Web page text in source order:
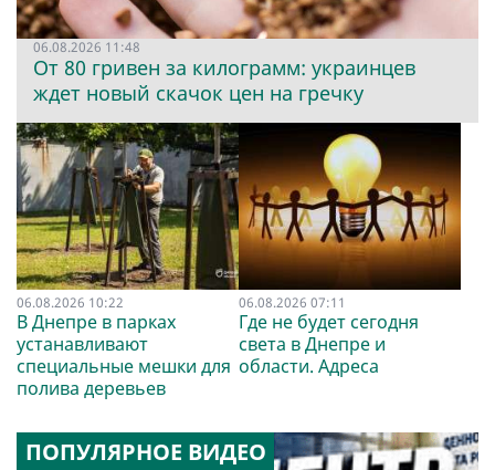
06.08.2026 11:48
От 80 гривен за килограмм: украинцев
ждет новый скачок цен на гречку
06.08.2026 10:22
В Днепре в парках
устанавливают
специальные мешки для
полива деревьев
06.08.2026 07:11
Где не будет сегодня
света в Днепре и
области. Адреса
ПОПУЛЯРНОЕ ВИДЕО